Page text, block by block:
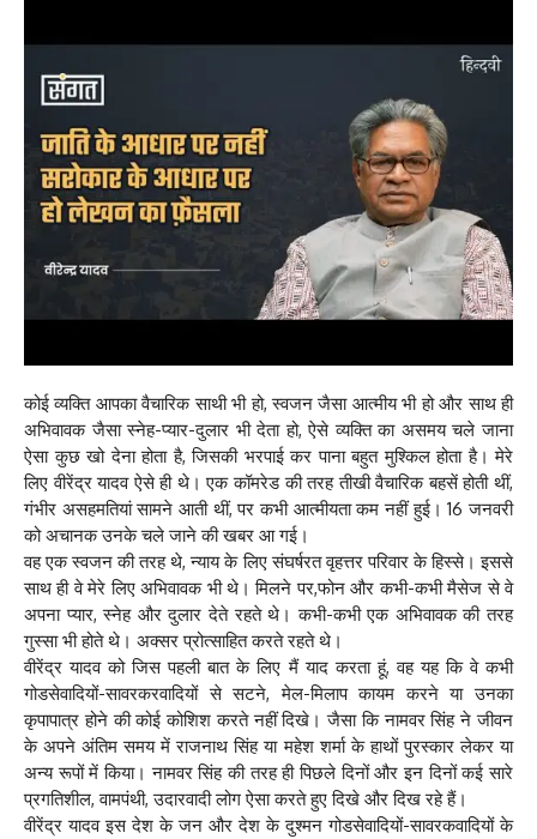
कोई व्यक्ति आपका वैचारिक साथी भी हो, स्वजन जैसा आत्मीय भी हो और साथ ही
अभिवावक जैसा स्नेह-प्यार-दुलार भी देता हो, ऐसे व्यक्ति का असमय चले जाना
ऐसा कुछ खो देना होता है, जिसकी भरपाई कर पाना बहुत मुश्किल होता है। मेरे
लिए वीरेंद्र यादव ऐसे ही थे। एक कॉमरेड की तरह तीखी वैचारिक बहसें होती थीं,
गंभीर असहमतियां सामने आती थीं, पर कभी आत्मीयता कम नहीं हुई। 16 जनवरी
को अचानक उनके चले जाने की खबर आ गई।
वह एक स्वजन की तरह थे, न्याय के लिए संघर्षरत वृहत्तर परिवार के हिस्से। इससे
साथ ही वे मेरे लिए अभिवावक भी थे। मिलने पर,फोन और कभी-कभी मैसेज से वे
अपना प्यार, स्नेह और दुलार देते रहते थे। कभी-कभी एक अभिवावक की तरह
गुस्सा भी होते थे। अक्सर प्रोत्साहित करते रहते थे।
वीरेंद्र यादव को जिस पहली बात के लिए मैं याद करता हूं, वह यह कि वे कभी
गोडसेवादियों-सावरकरवादियों से सटने, मेल-मिलाप कायम करने या उनका
कृपापात्र होने की कोई कोशिश करते नहीं दिखे। जैसा कि नामवर सिंह ने जीवन
के अपने अंतिम समय में राजनाथ सिंह या महेश शर्मा के हाथों पुरस्कार लेकर या
अन्य रूपों में किया। नामवर सिंह की तरह ही पिछले दिनों और इन दिनों कई सारे
प्रगतिशील, वामपंथी, उदारवादी लोग ऐसा करते हुए दिखे और दिख रहे हैं।
वीरेंद्र यादव इस देश के जन और देश के दुश्मन गोडसेवादियों-सावरकवादियों के